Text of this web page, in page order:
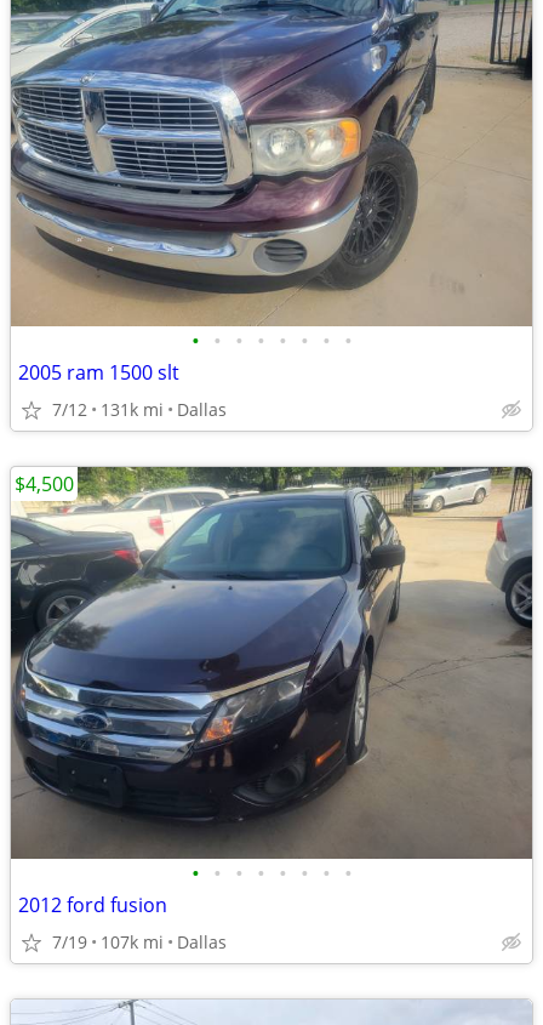
• • • • • • • •
2005 ram 1500 slt
7/12 131k mi Dallas
• • • • • • • •
2012 ford fusion
7/19 107k mi Dallas
$4,500